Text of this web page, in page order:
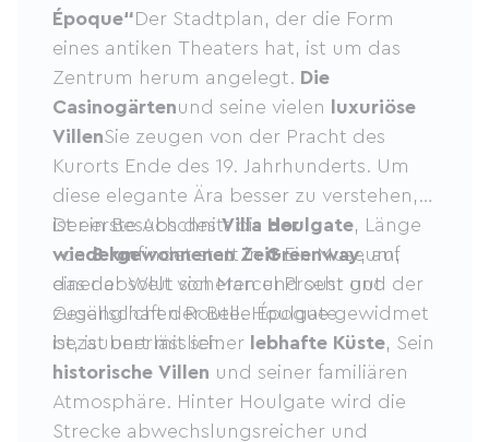
Époque“Der Stadtplan, der die Form
eines antiken Theaters hat, ist um das
Zentrum herum angelegt. Die
Casinogärtenund seine vielen
luxuriöse
VillenSie zeugen von der Pracht des
Kurorts Ende des 19. Jahrhunderts. Um
diese elegante Ära besser zu verstehen,
ist ein Besuch desVilla der
wiedergewonnenen ZeitEin Museum,
das der Welt von Marcel Proust und der
Gesellschaft der Belle Époque gewidmet
ist, ist unerlässlich.
Der erste Abschnitt bis Houlgate, Länge
von8 kmfindet statt inGreenway, auf
einer absolut sicheren und sehr gut
zugänglichen Route. Houlgate
bezaubert mit seiner lebhafte Küste, Sein
historische Villen und seiner familiären
Atmosphäre. Hinter Houlgate wird die
Strecke abwechslungsreicher und